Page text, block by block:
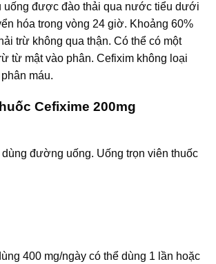
uống được đào thải qua nước tiểu dưới
hóa trong vòng 24 giờ. Khoảng 60%
trừ không qua thận. Có thể có một
từ mật vào phân. Cefixim không loại
máu.
Cefixime 200mg
đường uống. Uống trọn viên thuốc
400 mg/ngày có thể dùng 1 lần hoặc